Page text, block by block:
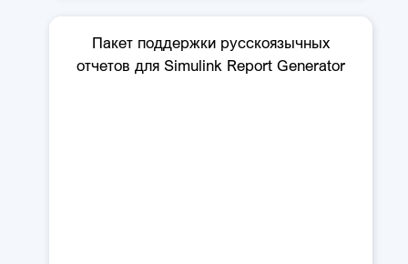
Пакет поддержки русскоязычных
отчетов для Simulink Report Generator